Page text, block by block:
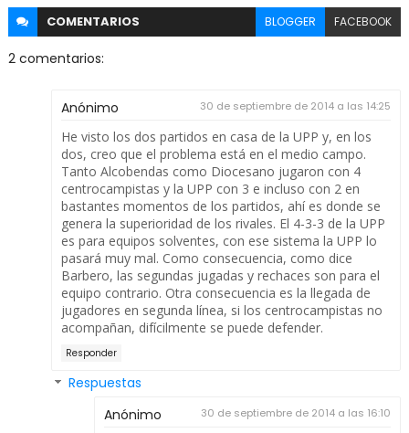
COMENTARIOS BLOGGER FACEBOOK
2 comentarios:
Anónimo 30 de septiembre de 2014 a las 14:25
He visto los dos partidos en casa de la UPP y, en los
dos, creo que el problema está en el medio campo.
Tanto Alcobendas como Diocesano jugaron con 4
centrocampistas y la UPP con 3 e incluso con 2 en
bastantes momentos de los partidos, ahí es donde se
genera la superioridad de los rivales. El 4-3-3 de la UPP
es para equipos solventes, con ese sistema la UPP lo
pasará muy mal. Como consecuencia, como dice
Barbero, las segundas jugadas y rechaces son para el
equipo contrario. Otra consecuencia es la llegada de
jugadores en segunda línea, si los centrocampistas no
acompañan, difícilmente se puede defender.
Responder
Respuestas
Anónimo
30 de septiembre de 2014 a las 16:10